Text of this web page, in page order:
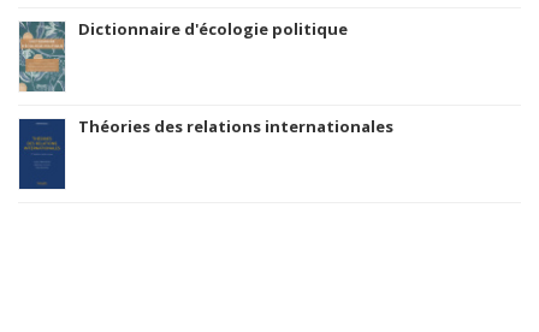
Dictionnaire d'écologie politique
Théories des relations internationales